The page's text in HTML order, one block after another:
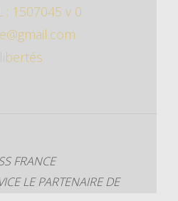
: 1507045 v 0
FRANCE
LE PARTENAIRE DE